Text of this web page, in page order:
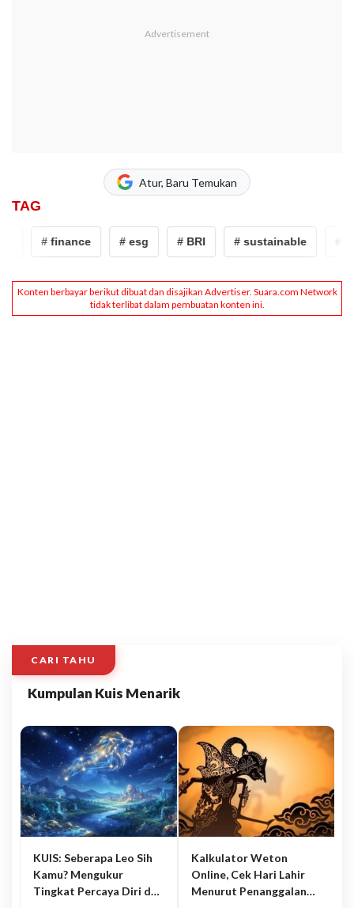
Atur, Baru Temukan
TAG
# finance # esg # BRI # sustainable #
CARI TAHU
Kumpulan Kuis Menarik
KUIS: Seberapa Leo Sih
Kamu? Mengukur
Tingkat Percaya Diri dan
Kalkulator Weton
Online, Cek Hari Lahir
Menurut Penanggalan